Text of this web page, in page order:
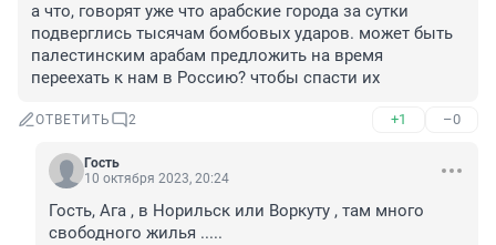
а что, говорят уже что арабские города за сутки
подверглись тысячам бомбовых ударов. может быть
палестинским арабам предложить на время
переехать к нам в Россию? чтобы спасти их
ОТВЕТИТЬ 2 +1 –0
Гость
10 октября 2023, 20:24
Гость, Ага , в Норильск или Воркуту , там много
свободного жилья .....